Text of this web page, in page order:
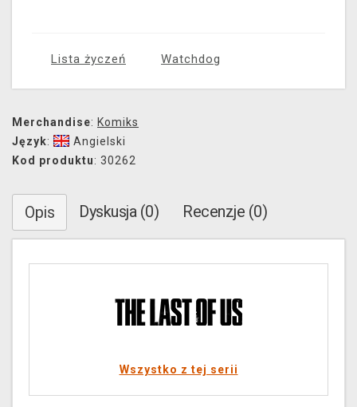
Lista życzeń Watchdog
Merchandise: Komiks
Język:
Angielski
Kod produktu: 30262
Opis Dyskusja (0) Recenzje (0)
Wszystko z tej serii